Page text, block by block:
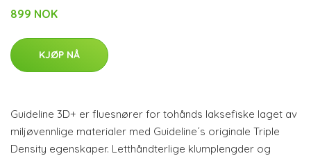
899 NOK
KJØP NÅ
Guideline 3D+ er fluesnører for tohånds laksefiske laget av
miljøvennlige materialer med Guideline´s originale Triple
Density egenskaper. Letthåndterlige klumplengder og